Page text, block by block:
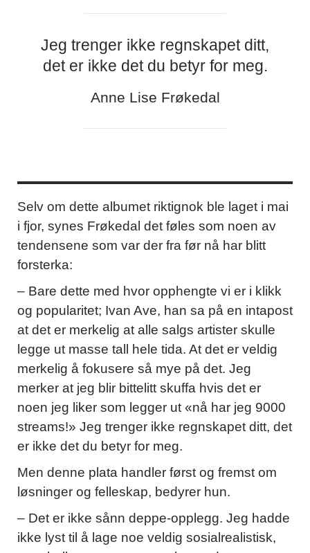
Jeg trenger ikke regnskapet ditt,
det er ikke det du betyr for meg.
Anne Lise Frøkedal
Selv om dette albumet riktignok ble laget i mai
i fjor, synes Frøkedal det føles som noen av
tendensene som var der fra før nå har blitt
forsterka:
– Bare dette med hvor opphengte vi er i klikk
og popularitet; Ivan Ave, han sa på en intapost
at det er merkelig at alle salgs artister skulle
legge ut masse tall hele tida. At det er veldig
merkelig å fokusere så mye på det. Jeg
merker at jeg blir bittelitt skuffa hvis det er
noen jeg liker som legger ut «nå har jeg 9000
streams!» Jeg trenger ikke regnskapet ditt, det
er ikke det du betyr for meg.
Men denne plata handler først og fremst om
løsninger og felleskap, bedyrer hun.
– Det er ikke sånn deppe-opplegg. Jeg hadde
ikke lyst til å lage noe veldig sosialrealistisk,